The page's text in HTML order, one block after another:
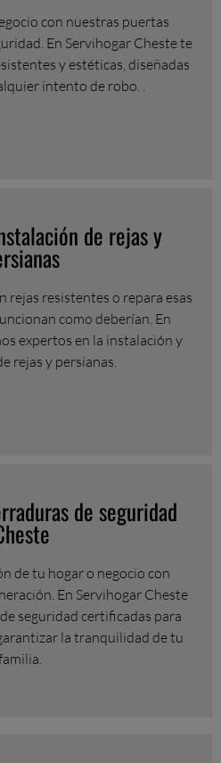
con nuestras puertas
En Servihogar Cheste te
y estéticas, diseñadas
intento de robo. .
de rejas y
rejas resistentes o repara esas
como deberían. En
expertos en la instalación y
rejas y persianas.
de seguridad
de tu hogar o negocio con
En Servihogar Cheste
seguridad certificadas para
la tranquilidad de tu